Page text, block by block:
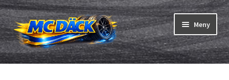
Hoppa
till
navigering
Hoppa
till
innehåll
Meny
Däck